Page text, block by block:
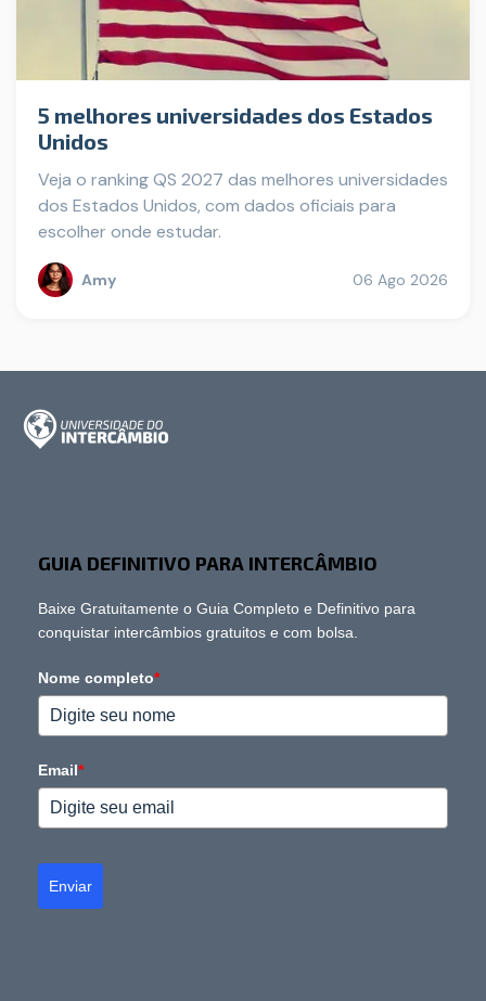
5 melhores universidades dos Estados
Unidos
Veja o ranking QS 2027 das melhores universidades
dos Estados Unidos, com dados oficiais para
escolher onde estudar.
Amy 06 Ago 2026
GUIA DEFINITIVO PARA INTERCÂMBIO
Baixe Gratuitamente o Guia Completo e Definitivo para
conquistar intercâmbios gratuitos e com bolsa.
Nome completo*
Email*
Enviar